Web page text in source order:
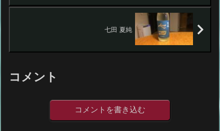
七田 夏純
コメント
コメントを書き込む